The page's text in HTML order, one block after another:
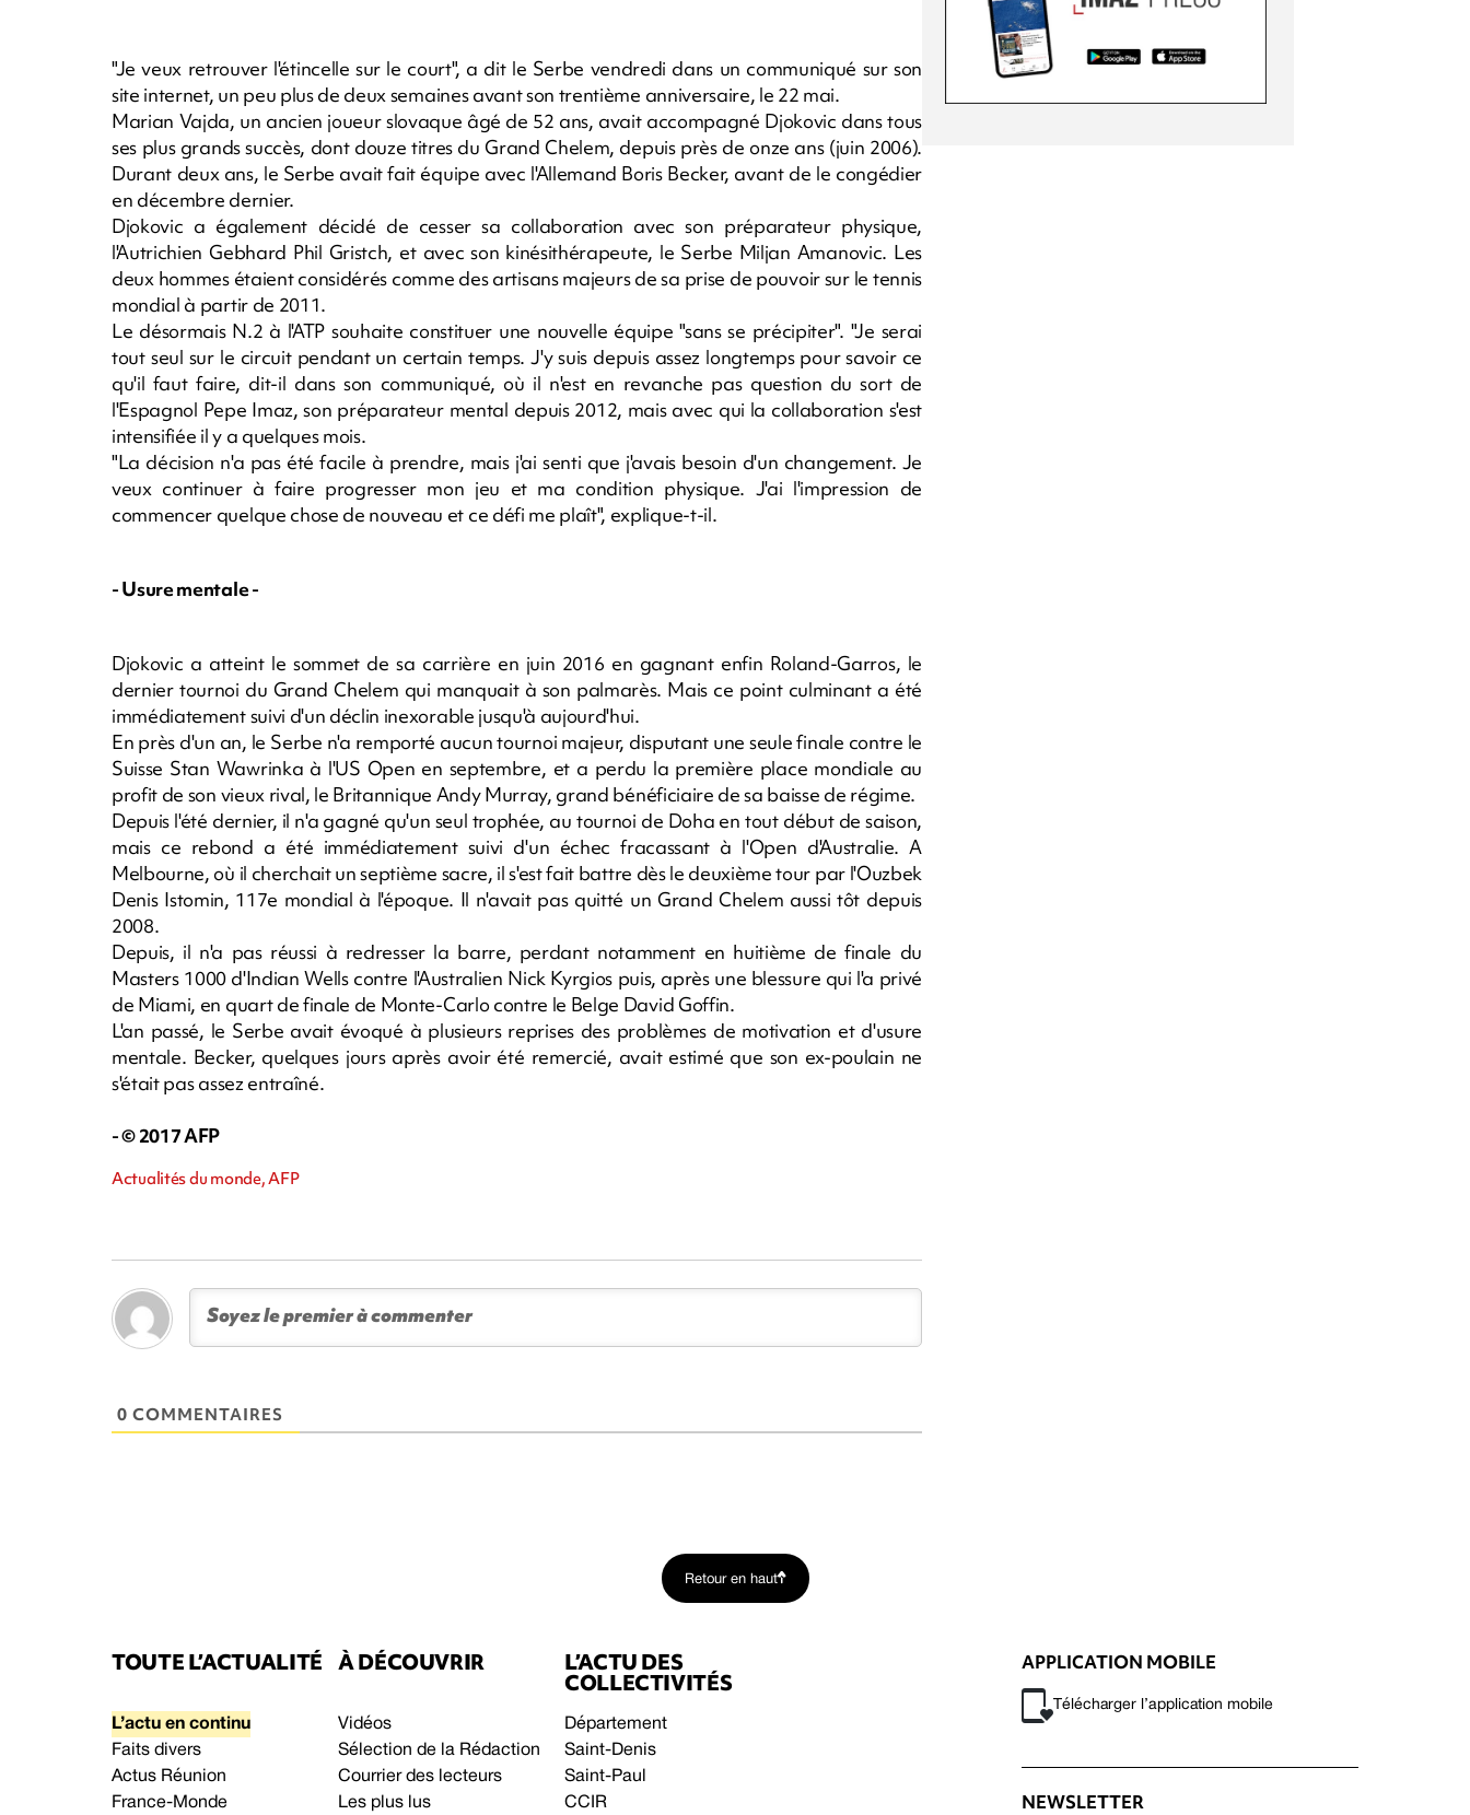
"Je veux retrouver l'étincelle sur le court", a dit le Serbe vendredi dans un communiqué sur son
site internet, un peu plus de deux semaines avant son trentième anniversaire, le 22 mai.
Marian Vajda, un ancien joueur slovaque âgé de 52 ans, avait accompagné Djokovic dans tous
ses plus grands succès, dont douze titres du Grand Chelem, depuis près de onze ans (juin 2006).
Durant deux ans, le Serbe avait fait équipe avec l'Allemand Boris Becker, avant de le congédier
en décembre dernier.
Djokovic a également décidé de cesser sa collaboration avec son préparateur physique,
l'Autrichien Gebhard Phil Gristch, et avec son kinésithérapeute, le Serbe Miljan Amanovic. Les
deux hommes étaient considérés comme des artisans majeurs de sa prise de pouvoir sur le tennis
mondial à partir de 2011.
Le désormais N.2 à l'ATP souhaite constituer une nouvelle équipe "sans se précipiter". "Je serai
tout seul sur le circuit pendant un certain temps. J'y suis depuis assez longtemps pour savoir ce
qu'il faut faire, dit-il dans son communiqué, où il n'est en revanche pas question du sort de
l'Espagnol Pepe Imaz, son préparateur mental depuis 2012, mais avec qui la collaboration s'est
intensifiée il y a quelques mois.
"La décision n'a pas été facile à prendre, mais j'ai senti que j'avais besoin d'un changement. Je
veux continuer à faire progresser mon jeu et ma condition physique. J'ai l'impression de
commencer quelque chose de nouveau et ce défi me plaît", explique-t-il.
- Usure mentale -
Djokovic a atteint le sommet de sa carrière en juin 2016 en gagnant enfin Roland-Garros, le
dernier tournoi du Grand Chelem qui manquait à son palmarès. Mais ce point culminant a été
immédiatement suivi d'un déclin inexorable jusqu'à aujourd'hui.
En près d'un an, le Serbe n'a remporté aucun tournoi majeur, disputant une seule finale contre le
Suisse Stan Wawrinka à l'US Open en septembre, et a perdu la première place mondiale au
profit de son vieux rival, le Britannique Andy Murray, grand bénéficiaire de sa baisse de régime.
Depuis l'été dernier, il n'a gagné qu'un seul trophée, au tournoi de Doha en tout début de saison,
mais ce rebond a été immédiatement suivi d'un échec fracassant à l'Open d'Australie. A
Melbourne, où il cherchait un septième sacre, il s'est fait battre dès le deuxième tour par l'Ouzbek
Denis Istomin, 117e mondial à l'époque. Il n'avait pas quitté un Grand Chelem aussi tôt depuis
2008.
Depuis, il n'a pas réussi à redresser la barre, perdant notamment en huitième de finale du
Masters 1000 d'Indian Wells contre l'Australien Nick Kyrgios puis, après une blessure qui l'a privé
de Miami, en quart de finale de Monte-Carlo contre le Belge David Goffin.
L'an passé, le Serbe avait évoqué à plusieurs reprises des problèmes de motivation et d'usure
mentale. Becker, quelques jours après avoir été remercié, avait estimé que son ex-poulain ne
s'était pas assez entraîné.
- © 2017 AFP
Actualités du monde, AFP
0 COMMENTAIRES
Retour en haut
TOUTE L’ACTUALITÉ
L’actu en continu
Faits divers
Actus Réunion
France-Monde
À DÉCOUVRIR
Vidéos
Sélection de la Rédaction
Courrier des lecteurs
Les plus lus
L’ACTU DES
COLLECTIVITÉS
Département
Saint-Denis
Saint-Paul
CCIR
APPLICATION MOBILE
Télécharger l’application mobile
NEWSLETTER